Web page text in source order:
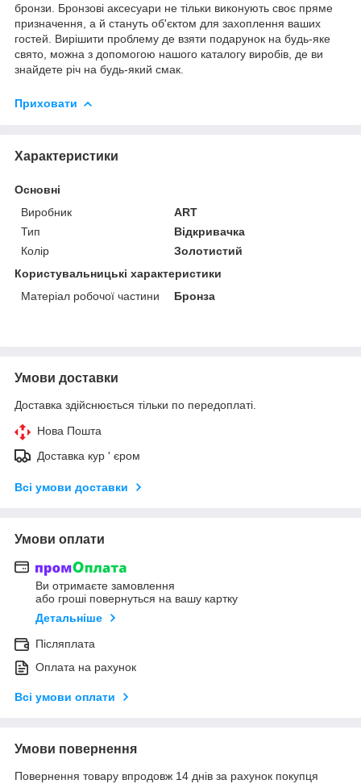
бронзи. Бронзові аксесуари не тільки виконують своє пряме
призначення, а й стануть об'єктом для захоплення ваших
гостей. Вирішити проблему де взяти подарунок на будь-яке
свято, можна з допомогою нашого каталогу виробів, де ви
знайдете річ на будь-який смак.
Приховати
Характеристики
Основні
Виробник
ART
Тип
Відкривачка
Колір
Золотистий
Користувальницькі характеристики
Матеріал робочої частини
Бронза
Умови доставки
Доставка здійснюється тільки по передоплаті.
Нова Пошта
Доставка кур ' єром
Всі умови доставки
Умови оплати
Ви отримаєте замовлення
або гроші повернуться на вашу картку
Детальніше
Післяплата
Оплата на рахунок
Всі умови оплати
Умови повернення
Повернення товару впродовж 14 днів за рахунок покупця